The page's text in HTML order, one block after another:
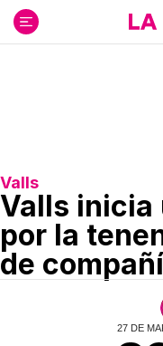
contenido
Valls
Valls inicia
por la
de
27 DE